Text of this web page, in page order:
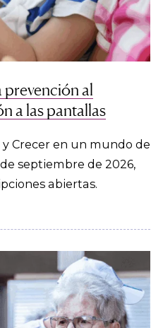
prevención al
a las pantallas
Crecer en un mundo de
septiembre de 2026,
abiertas.